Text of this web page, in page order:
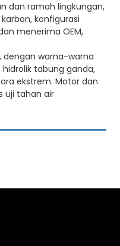
dan ramah lingkungan,
konfigurasi
menerima OEM,
dengan warna-warna
tabung ganda,
ekstrem. Motor dan
uji tahan air